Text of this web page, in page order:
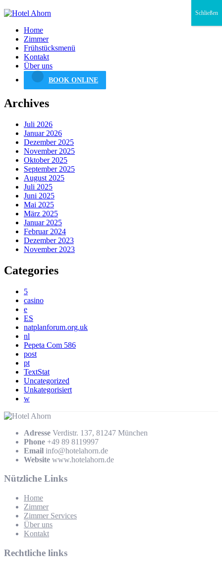
Home
Zimmer
Frühstücksmenü
Kontakt
Über uns
BOOK ONLINE
Archives
Juli 2026
Januar 2026
Dezember 2025
November 2025
Oktober 2025
September 2025
August 2025
Juli 2025
Juni 2025
Mai 2025
März 2025
Januar 2025
Februar 2024
Dezember 2023
November 2023
Categories
5
casino
e
ES
natplanforum.org.uk
nl
Pepeta Com 586
post
pt
TextStat
Uncategorized
Unkategorisiert
w
Adresse Verdistr. 137, 81247 München
Phone +49 89 8119997
Email info@hotelahorn.de
Website www.hotelahorn.de
Nützliche Links
Home
Zimmer
Zimmer Services
Über uns
Kontakt
Rechtliche links
Schließen